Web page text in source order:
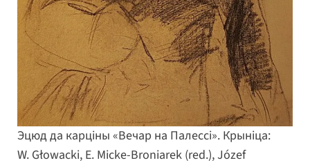
Эцюд да карціны «Вечар на Палессі». Крыніца:
W. Głowacki, E. Micke-Broniarek (red.), Józef